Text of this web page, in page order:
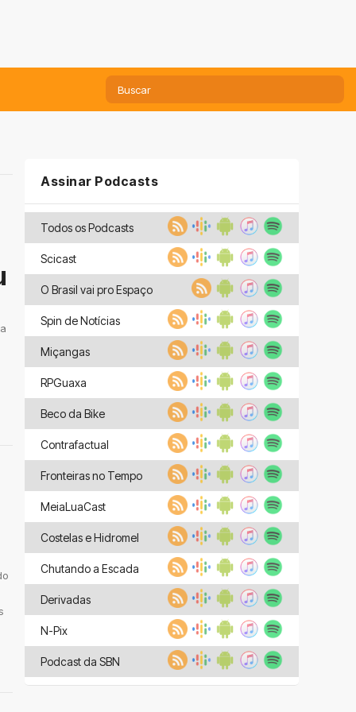
Assinar Podcasts
Todos os Podcasts
Scicast
O Brasil vai pro Espaço
Spin de Notícias
Miçangas
RPGuaxa
Beco da Bike
Contrafactual
Fronteiras no Tempo
MeiaLuaCast
Costelas e Hidromel
Chutando a Escada
Derivadas
N-Pix
Podcast da SBN